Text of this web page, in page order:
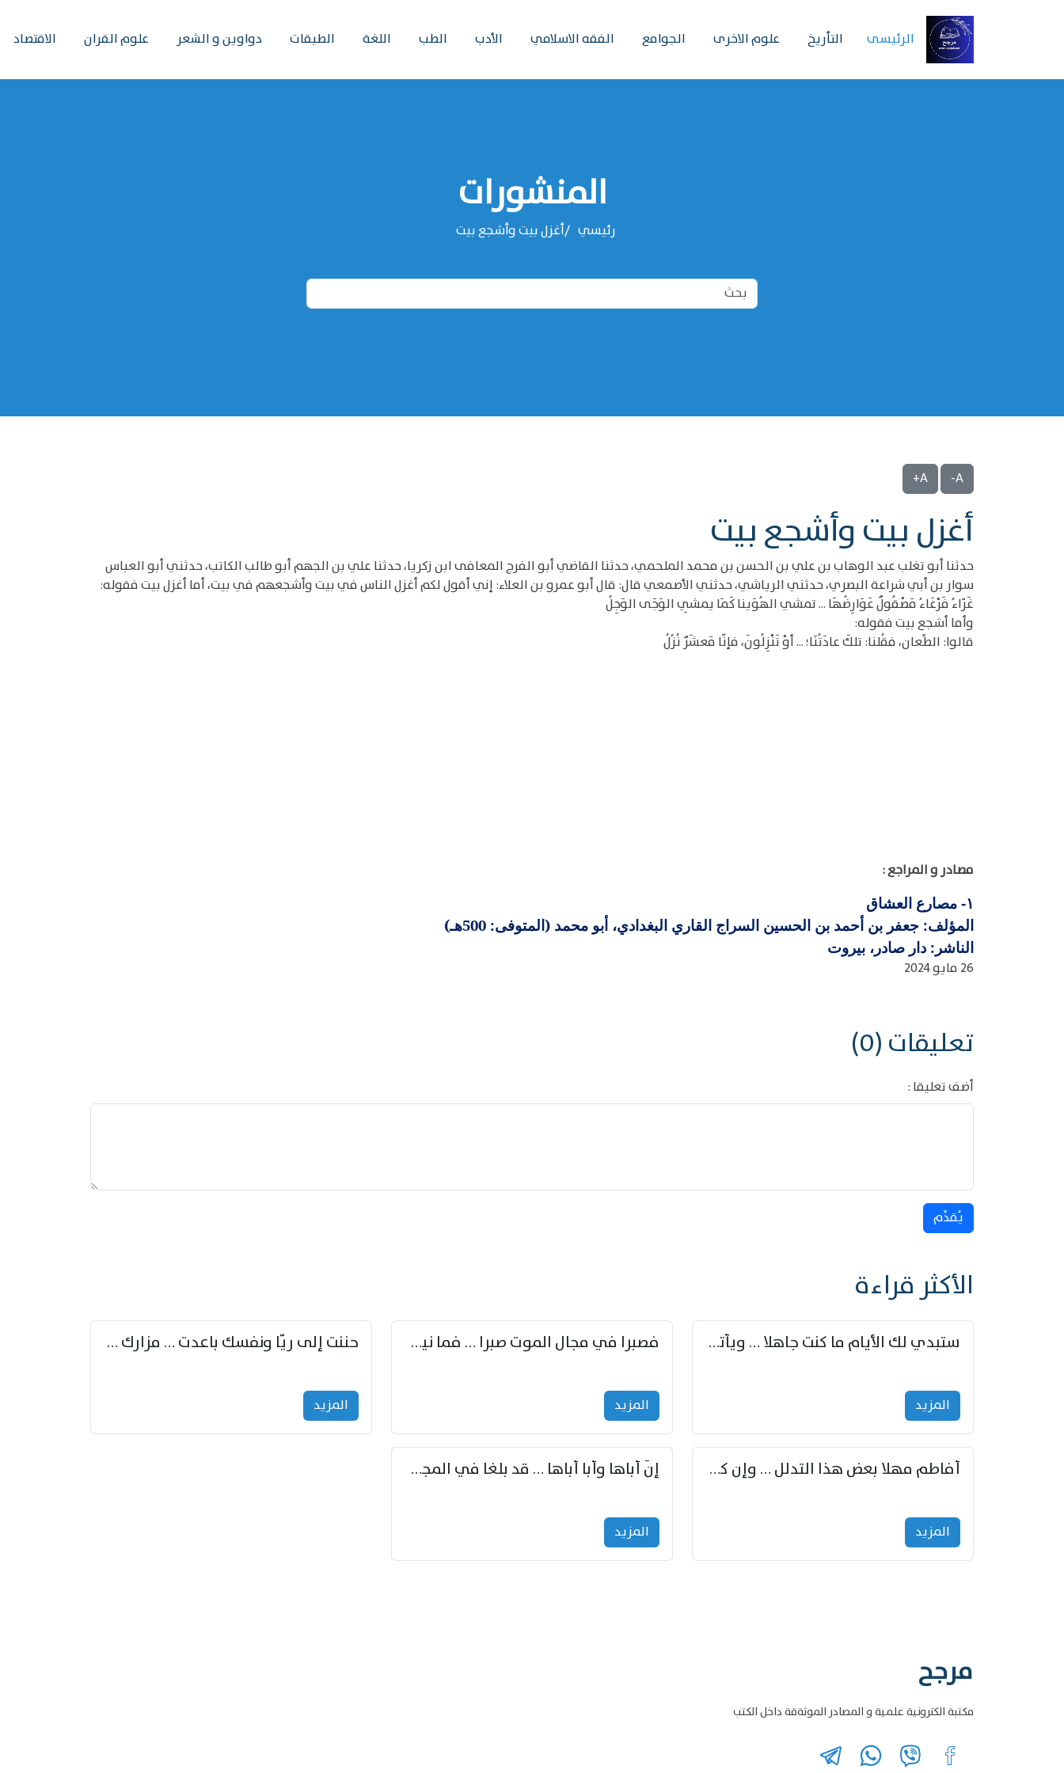
الرئیسی التأريخ علوم الاخرى الجوامع الفقه الاسلامي الأدب الطب اللغة الطبقات دواوين و الشعر علوم القران الاقتصاد
المنشورات
رئيسي أغزل بيت وأشجع بيت
A-
A+
أغزل بيت وأشجع بيت
حدثنا أبو تغلب عبد الوهاب بن علي بن الحسن بن محمد الملحمي، حدثنا القاضي أبو الفرج المعافى ابن زكريا، حدثنا علي بن الجهم أبو طالب الكاتب، حدثني أبو العباس
سوار بن أبي شراعة البصري، حدثني الرياشي، حدثني الأصمعي قال: قال أبو عمرو بن العلاء: إني أقول لكم أغزل الناس في بيت وأشجعهم في بيت، أما أغزل بيت فقوله:
غَرّاءُ فَرْعَاءُ مَصْقُولٌ عَوَارِضُهَا ... تمشي الهُوَينا كَمَا يمشِي الوَجَى الوَجِلُ
وأما أشجع بيت فقوله:
قالوا: الطِّعان، فقُلنا: تلكَ عادَتُنَا؛ ... أوْ تَنْزِلُونَ، فإنّا مَعشَرٌ نُزُلُ
مصادر و المراجع :
١-
مصارع العشاق
المؤلف: جعفر بن أحمد بن الحسين السراج القاري البغدادي، أبو محمد (المتوفى: 500هـ)
الناشر: دار صادر، بيروت
26 مايو 2024
تعليقات (0)
أضف تعليقا :
يُقدِّم
الأكثر قراءة
ستبدي لك الأيام ما كنت جاهلا … ويأتيك بالأخبار من لم تزوّد
المزید
فصبرا في مجال الموت صبرا … فما نيل الخلود بمستطاع
المزید
حننت إلى ريّا ونفسك باعدت … مزارك من ريّا وشعباكما معا
المزید
أفاطم مهلا بعض هذا التدلل … وإن كنت قد أزمعت صرمي فأجملي
المزید
إنّ أباها وأبا أباها … قد بلغا في المجد غايتاها
المزید
مرجح
مكتبة الكترونية علمية و المصادر الموثةقة داخل الكتب